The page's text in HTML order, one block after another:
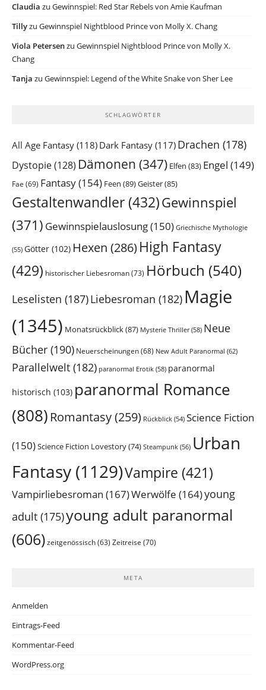
Claudia zu Gewinnspiel: Red Star Rebels von Amie Kaufman
Tillyzu Gewinnspiel Nightblood Prince von Molly X. Chang
Viola Petersenzu Gewinnspiel Nightblood Prince von Molly X.
Chang
Tanja zu Gewinnspiel: Legend of the White Snake von Sher Lee
SCHLAGWÖRTER
All Age Fantasy (118) Dark Fantasy (117) Drachen (178)
Dystopie(128) Dämonen (347) Elfen (83) Engel (149)
Fae (69) Fantasy(154) Feen (89)Geister(85)
Gestaltenwandler (432)Gewinnspiel
(371) Gewinnspielauslosung(150) Griechische Mythologie
(55) Götter (102) Hexen (286) High Fantasy
(429) historischer Liebesroman(73) Hörbuch (540)
Leselisten (187)Liebesroman (182) Magie
(1345) Monatsrückblick(87) Mysterie Thriller(58) Neue
Bücher (190) Neuerscheinungen(68) New Adult Paranormal (62)
Parallelwelt (182) paranormal Erotik (58) paranormal
historisch (103) paranormal Romance
(808) Romantasy(259) Rückblick (54) Science Fiction
(150)Science Fiction Lovestory(74) Steampunk (56) Urban
Fantasy (1129)Vampire (421)
Vampirliebesroman (167)Werwölfe (164)young
adult (175)young adult paranormal
(606) zeitgenössisch (63) Zeitreise (70)
META
Anmelden
Eintrags-Feed
Kommentar-Feed
WordPress.org